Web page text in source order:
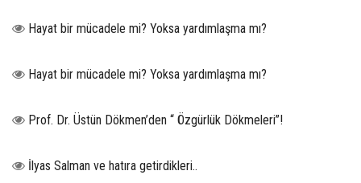
Hayat bir mücadele mi? Yoksa yardımlaşma mı?
Hayat bir mücadele mi? Yoksa yardımlaşma mı?
Prof. Dr. Üstün Dökmen’den “ Özgürlük Dökmeleri”!
İlyas Salman ve hatıra getirdikleri..